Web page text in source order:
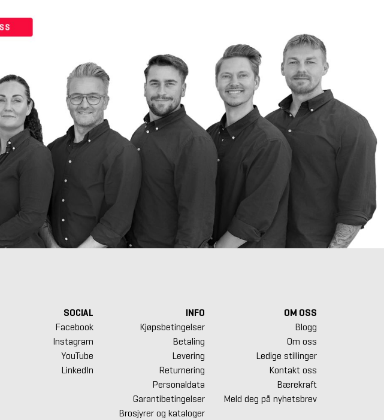
SOCIAL
Facebook
Instagram
YouTube
LinkedIn
INFO
Kjøpsbetingelser
Betaling
Levering
Returnering
Personaldata
Garantibetingelser
Brosjyrer og kataloger
OM OSS
Blogg
Om oss
Ledige stillinger
Kontakt oss
Bærekraft
Meld deg på nyhetsbrev